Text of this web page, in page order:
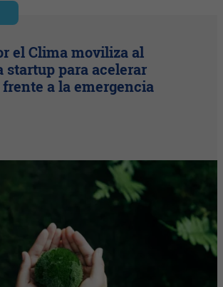
el Clima moviliza al
startup para acelerar
a la emergencia